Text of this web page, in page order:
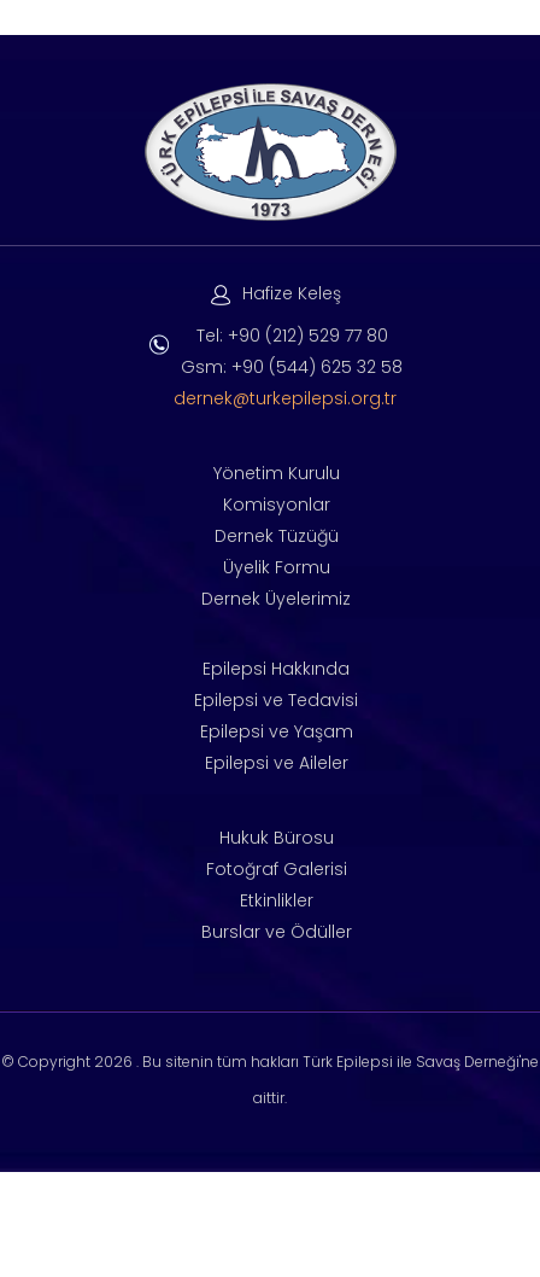
Hafize Keleş
Tel: +90 (212) 529 77 80
Gsm: +90 (544) 625 32 58
dernek@turkepilepsi.org.tr
Yönetim Kurulu
Komisyonlar
Dernek Tüzüğü
Üyelik Formu
Dernek Üyelerimiz
Epilepsi Hakkında
Epilepsi ve Tedavisi
Epilepsi ve Yaşam
Epilepsi ve Aileler
Hukuk Bürosu
Fotoğraf Galerisi
Etkinlikler
Burslar ve Ödüller
© Copyright 2026 . Bu sitenin tüm hakları Türk Epilepsi ile Savaş Derneği'ne
aittir.